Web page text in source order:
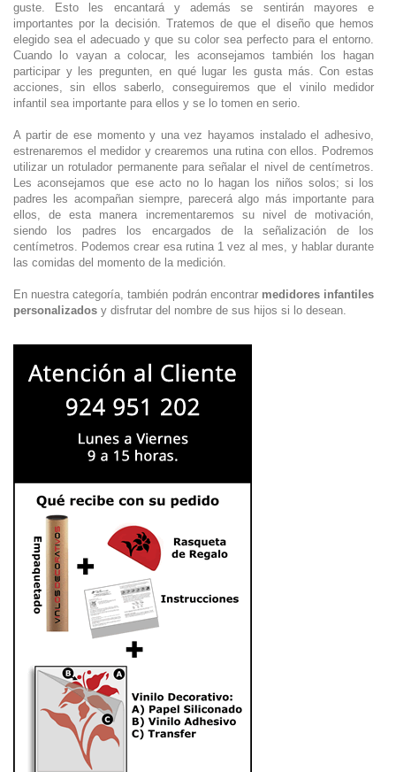
guste. Esto les encantará y además se sentirán mayores e
importantes por la decisión. Tratemos de que el diseño que hemos
elegido sea el adecuado y que su color sea perfecto para el entorno.
Cuando lo vayan a colocar, les aconsejamos también los hagan
participar y les pregunten, en qué lugar les gusta más. Con estas
acciones, sin ellos saberlo, conseguiremos que el vinilo medidor
infantil sea importante para ellos y se lo tomen en serio.
A partir de ese momento y una vez hayamos instalado el adhesivo,
estrenaremos el medidor y crearemos una rutina con ellos. Podremos
utilizar un rotulador permanente para señalar el nivel de centímetros.
Les aconsejamos que ese acto no lo hagan los niños solos; si los
padres les acompañan siempre, parecerá algo más importante para
ellos, de esta manera incrementaremos su nivel de motivación,
siendo los padres los encargados de la señalización de los
centímetros. Podemos crear esa rutina 1 vez al mes, y hablar durante
las comidas del momento de la medición.
En nuestra categoría, también podrán encontrar medidores infantiles
personalizados y disfrutar del nombre de sus hijos si lo desean.